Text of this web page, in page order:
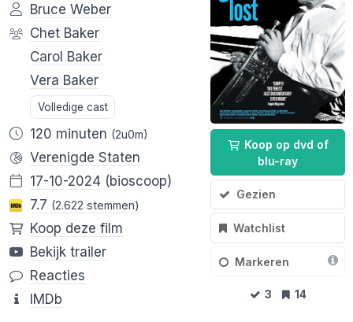
Koop op dvd of
blu-ray
Gezien
Watchlist
Markeren
3 14
Bruce Weber
Chet Baker
Carol Baker
Vera Baker
Volledige cast
120 minuten (2u0m)
Verenigde Staten
17-10-2024 (bioscoop)
7.7 (2.622 stemmen)
Koop deze film
Bekijk trailer
Reacties
IMDb